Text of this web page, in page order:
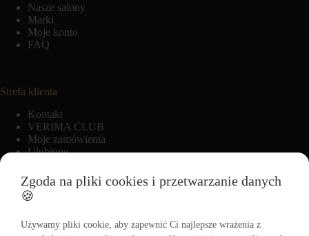
Nasze salony
Marki
Moje konto
FAQ
Strefa klienta
Kontakt
VERIMA CLUB
Moje zamówienia
Ulubione
Informacje
Regulamin
Polityka zwrotów
Zgoda na pliki cookies i przetwarzanie danych
🍪
Używamy pliki cookie, aby zapewnić Ci najlepsze wrażenia z